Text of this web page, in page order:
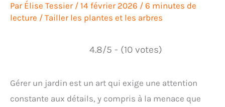
Par Élise Tessier / 14 février 2026 / 6 minutes de
lecture / Tailler les plantes et les arbres
4.8/5 - (10 votes)
Gérer un jardin est un art qui exige une attention
constante aux détails, y compris à la menace que